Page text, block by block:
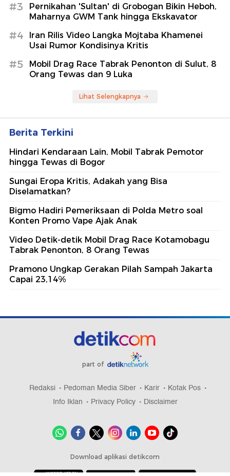
#3
Pernikahan 'Sultan' di Grobogan Bikin Heboh,
Maharnya GWM Tank hingga Ekskavator
#4
Iran Rilis Video Langka Mojtaba Khamenei
Usai Rumor Kondisinya Kritis
#5
Mobil Drag Race Tabrak Penonton di Sulut, 8
Orang Tewas dan 9 Luka
Lihat Selengkapnya
Berita Terkini
Hindari Kendaraan Lain, Mobil Tabrak Pemotor
hingga Tewas di Bogor
Sungai Eropa Kritis, Adakah yang Bisa
Diselamatkan?
Bigmo Hadiri Pemeriksaan di Polda Metro soal
Konten Promo Vape Ajak Anak
Video Detik-detik Mobil Drag Race Kotamobagu
Tabrak Penonton, 8 Orang Tewas
Pramono Ungkap Gerakan Pilah Sampah Jakarta
Capai 23,14%
part of
Redaksi Pedoman Media Siber Karir
Kotak Pos
Info Iklan
Privacy Policy Disclaimer
Download aplikasi detikcom